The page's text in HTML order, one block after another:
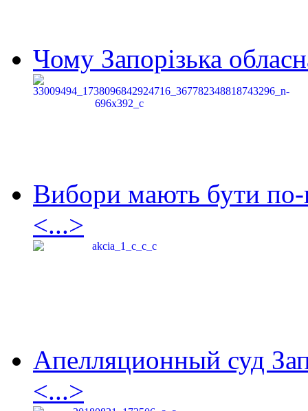
Чому Запорізька
Вибори мають бути по-
<...>
Апелляционный суд
<...>